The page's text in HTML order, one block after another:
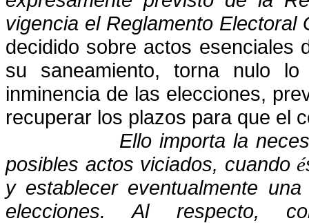
vigencia el Reglamento Electoral
decidido sobre actos esenciales
su saneamiento, torna nulo
inminencia de las elecciones,
recuperar los plazos para que el
Ello importa la
posibles actos viciados, cuando é
y establecer eventualmente
elecciones. Al respecto,